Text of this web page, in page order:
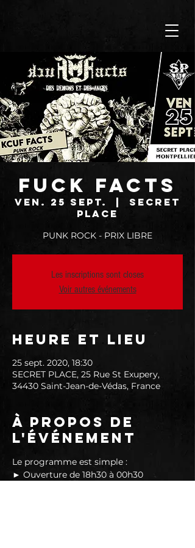
FUCK FACTS
ven. 25 sept.
SECRET
PLACE
PUNK ROCK - PRIX LIBRE
Les inscriptions sont closes
Voir autres événements
Heure et lieu
25 sept. 2020, 18:30
SECRET PLACE, 25 Rue St Exupery,
34430 Saint-Jean-de-Védas, France
À propos de
l'événement
Le programme est simple :
► Ouverture de 18h30 à 00h30